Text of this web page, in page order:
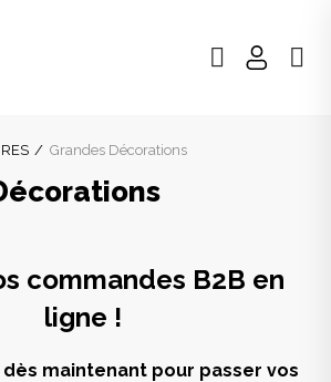
Grandes Décorations
commandes B2B en
ligne !
maintenant pour passer vos